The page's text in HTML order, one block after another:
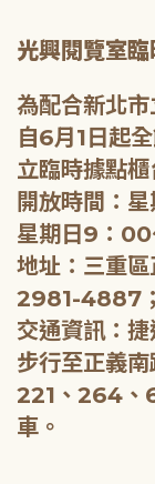
光興閱覽室
為配合新北
自6月1日起
立臨時據點櫃
開放時間：
星期日9：
地址：三重
2981-4887
交通資訊：
步行至正義
221、264、
車。